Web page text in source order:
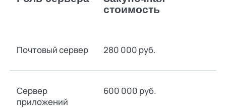
стоимость
Почтовый сервер 280 000 руб.
Сервер
приложений
600 000 руб.